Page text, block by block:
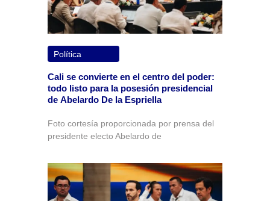
Política
Cali se convierte en el centro del poder:
todo listo para la posesión presidencial
de Abelardo De la Espriella
Foto cortesía proporcionada por prensa del
presidente electo Abelardo de